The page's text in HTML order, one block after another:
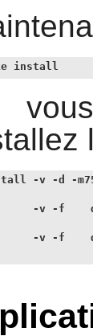
install
-v -d -
-v -f
-v -f